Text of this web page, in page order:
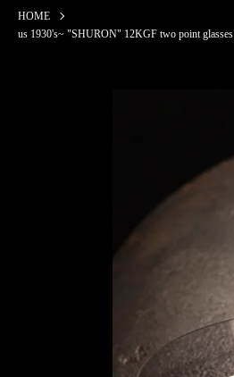
HOME
us 1930's~ "SHURON" 12KGF two point glasses